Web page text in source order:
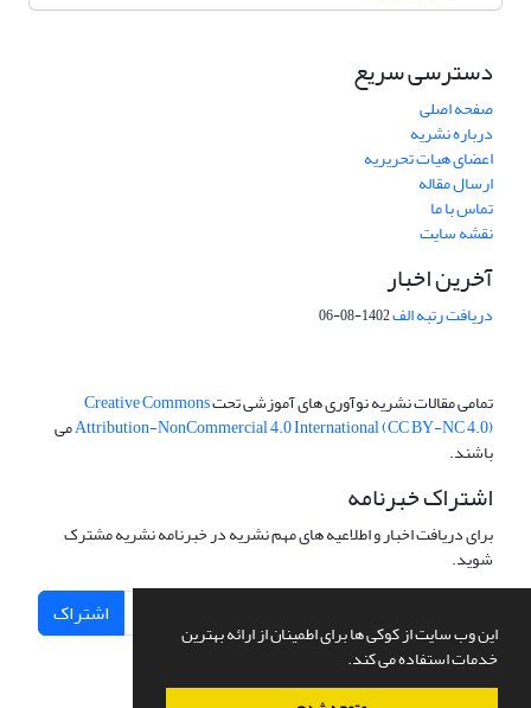
این وب سایت از کوکی ها برای اطمینان از ارائه بهترین
خدمات استفاده می کند.
دسترسی سریع
صفحه اصلی
درباره نشریه
اعضای هیات تحریریه
ارسال مقاله
تماس با ما
نقشه سایت
آخرین اخبار
دریافت رتبه الف1402-08-06
تمامی مقالات نشریه نوآوری های آموزشی تحتCreative Commons
Attribution-NonCommercial 4.0 International (CC BY-NC 4.0)می
باشند.
اشتراک خبرنامه
برای دریافت اخبار و اطلاعیه های مهم نشریه در خبرنامه نشریه مشترک
شوید.
اشتراک